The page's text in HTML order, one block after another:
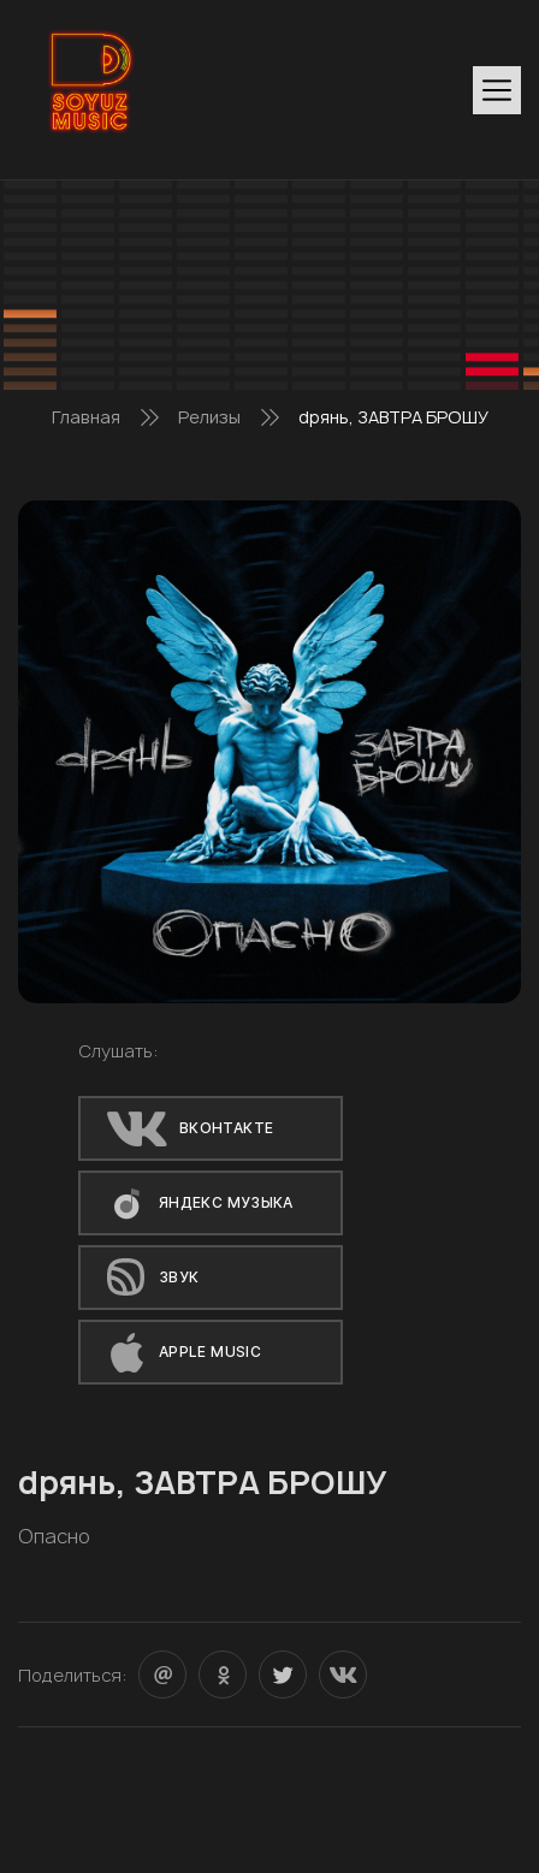
Главная Релизы dрянь, ЗАВТРА БРОШУ
Слушать:
ВКОНТАКТЕ
ЯНДЕКС МУЗЫКА
ЗВУК
APPLE MUSIC
dрянь, ЗАВТРА БРОШУ
Опасно
Поделиться: